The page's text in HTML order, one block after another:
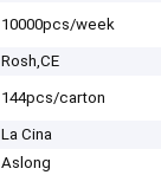
10000pcs/week
Rosh,CE
144pcs/carton
La Cina
Aslong